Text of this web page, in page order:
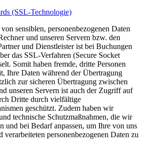
(SSL-Technologie)
sensiblen, personenbezogenen Daten
und unseren Servern bzw. den
und Dienstleister ist bei Buchungen
das SSL-Verfahren (Secure Socket
Somit haben fremde, dritte Personen
Ihre Daten während der Übertragung
zur sicheren Übertragung zwischen
unseren Servern ist auch der Zugriff auf
Dritte durch vielfältige
geschützt. Zudem haben wir
technische Schutzmaßnahmen, die wir
und bei Bedarf anpassen, um Ihre von uns
verarbeiteten personenbezogenen Daten zu